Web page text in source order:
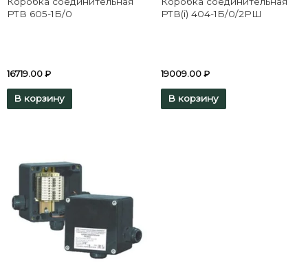
РТВ 605-1Б/0
16719.00 ₽
В корзину
РТВ(i) 404-1Б/0/2РШ
19009.00 ₽
В корзину